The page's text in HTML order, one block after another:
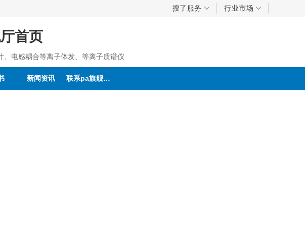
搜了服务 行业市场
首页
电感耦合等离子体发、等离子质谱仪
新闻资讯 联系pa旗舰厅首页